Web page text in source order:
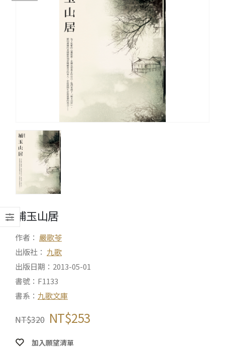
補玉山居
作者： 嚴歌苓
出版社： 九歌
出版日期：2013-05-01
書號：F1133
書系： 九歌文庫
NT$320 NT$253
加入願望清單